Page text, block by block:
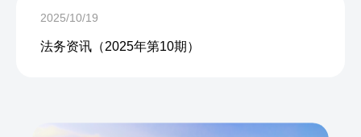
2025/10/19
法务资讯（2025年第10期）